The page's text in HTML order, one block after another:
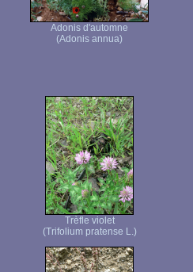
Adonis d'automne
(Adonis annua)
Trèfle violet
(Trifolium pratense L.)